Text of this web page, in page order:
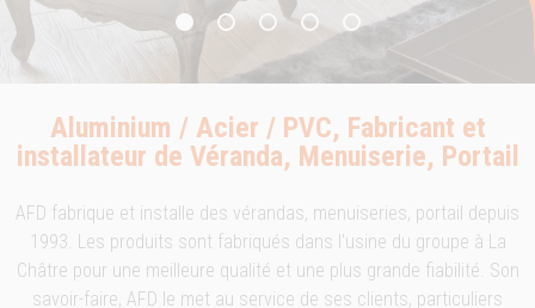
Aluminium / Acier / PVC, Fabricant et
installateur de Véranda, Menuiserie, Portail
AFD fabrique et installe des vérandas, menuiseries, portail depuis
1993. Les produits sont fabriqués dans l'usine du groupe à La
Châtre pour une meilleure qualité et une plus grande fiabilité. Son
savoir-faire, AFD le met au service de ses clients, particuliers